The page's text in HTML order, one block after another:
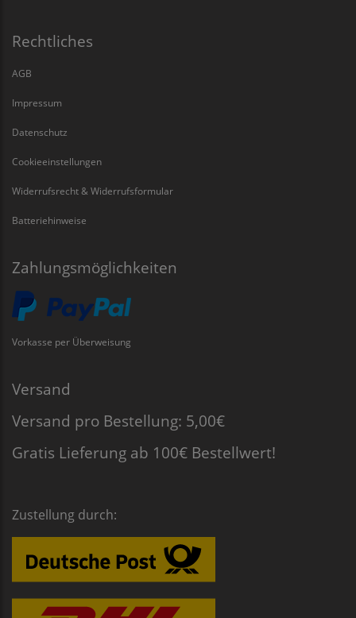
Rechtliches
AGB
Impressum
Datenschutz
Cookieeinstellungen
Widerrufsrecht & Widerrufsformular
Batteriehinweise
Zahlungsmöglichkeiten
Vorkasse per Überweisung
Versand
Versand pro Bestellung: 5,00€
Gratis Lieferung ab 100€ Bestellwert!
Zustellung durch: